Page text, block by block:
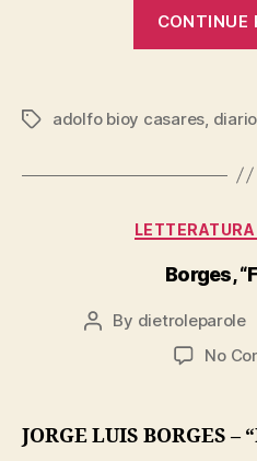
CONTINUE
Tagsadolfo bioy casares
Borges,
Post
By dietroleparole
No
JORGE LUIS BORGES